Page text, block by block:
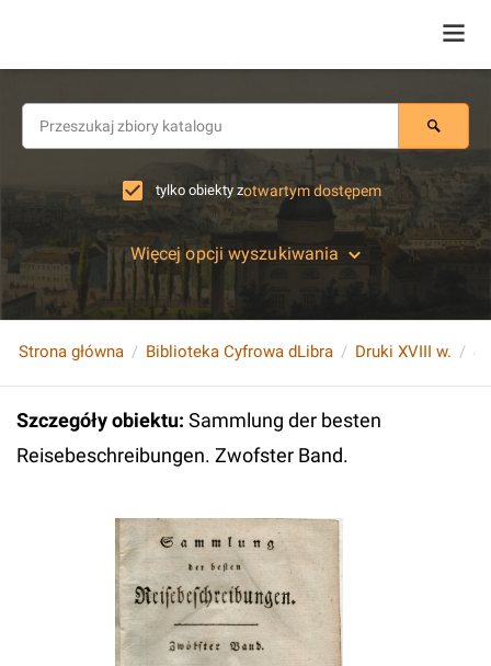
tylko obiekty zotwartym dostępem
Więcej opcji wyszukiwania
Strona główna Biblioteka Cyfrowa dLibra Druki XVIII w.
Szczegóły obiektu: Sammlung der besten
Reisebeschreibungen. Zwofster Band.